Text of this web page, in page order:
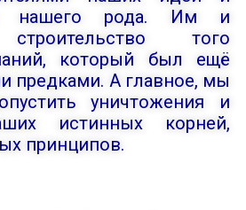
нашего рода. Им и
того
который был ещё
предками. А главное, мы
уничтожения и
истинных корней,
принципов.